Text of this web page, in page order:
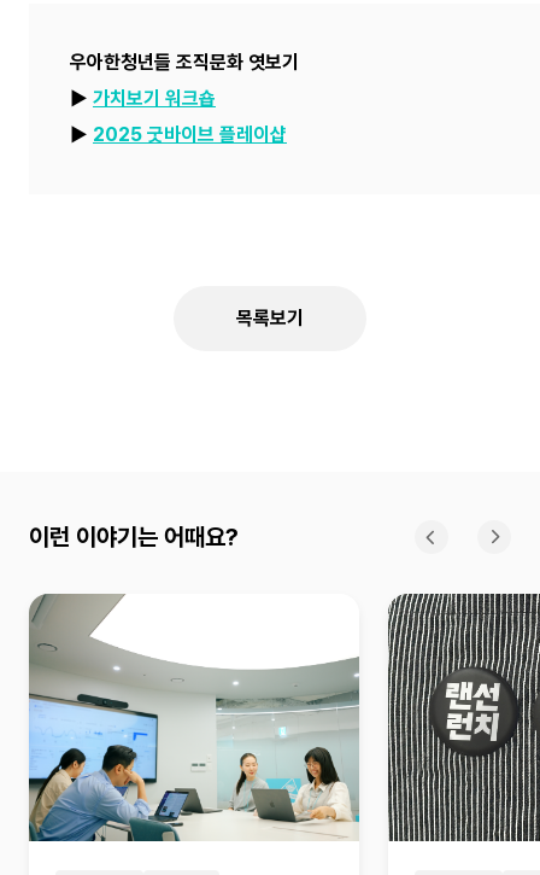
우아한청년들 조직문화 엿보기
▶︎ 가치보기 워크숍
▶︎ 2025 굿바이브 플레이샵
목록보기
이런 이야기는 어때요?